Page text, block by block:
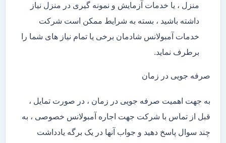
منزل ، یا خدمات آزمایش و نمونه گیری در منزل نیاز
داشته باشید ، بسته به شرایط ممکن است شرکت
خدمات آمبولانس شادمان برخی یا تمام نیاز های شما را
برطرف نماید.
صرفه جویی در زمان
به جهت اهمیت صرفه جویی در زمان ، در صورت تمایل ،
قبل از تماس با شرکت جهت اجاره آمبولانس خصوصی ، به
چند سوال پاسخ دهید و جواب آنها در یک برگه یادداشت